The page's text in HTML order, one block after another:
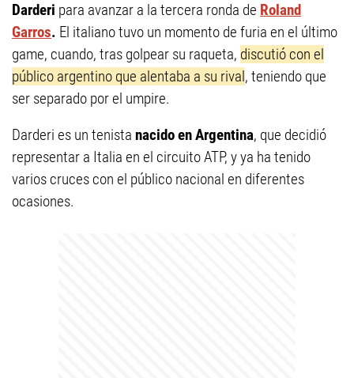
Darderi para avanzar a la tercera ronda de Roland
Garros. El italiano tuvo un momento de furia en el último
game, cuando, tras golpear su raqueta, discutió con el
público argentino que alentaba a su rival, teniendo que
ser separado por el umpire.
Darderi es un tenista nacido en Argentina, que decidió
representar a Italia en el circuito ATP, y ya ha tenido
varios cruces con el público nacional en diferentes
ocasiones.